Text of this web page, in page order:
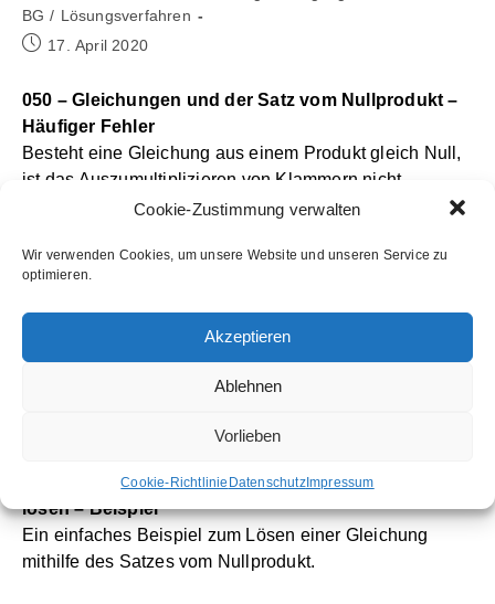
Cookie-Zustimmung verwalten
Wir verwenden Cookies, um unsere Website und unseren Service zu
optimieren.
Akzeptieren
Ablehnen
Vorlieben
Cookie-Richtlinie DatenschutzImpressum
Kategorie:
BG / Lösungsverfahren
Beitrag17. April 2020
050 – Gleichungen und der Satz vom Nullprodukt –
Häufiger Fehler
Besteht eine Gleichung aus einem Produkt gleich Null,
ist das Auszumultiplizieren von Klammern nicht
sinnvoll. Das Video beschreibt diesen häufig
mithilfe des Satzes vom Nullprodukt hin.
052 – Gleichungen mit dem Satz vom Nullprodukt
lösen – Beispiel
Ein einfaches Beispiel zum Lösen einer Gleichung
mithilfe des Satzes vom Nullprodukt.